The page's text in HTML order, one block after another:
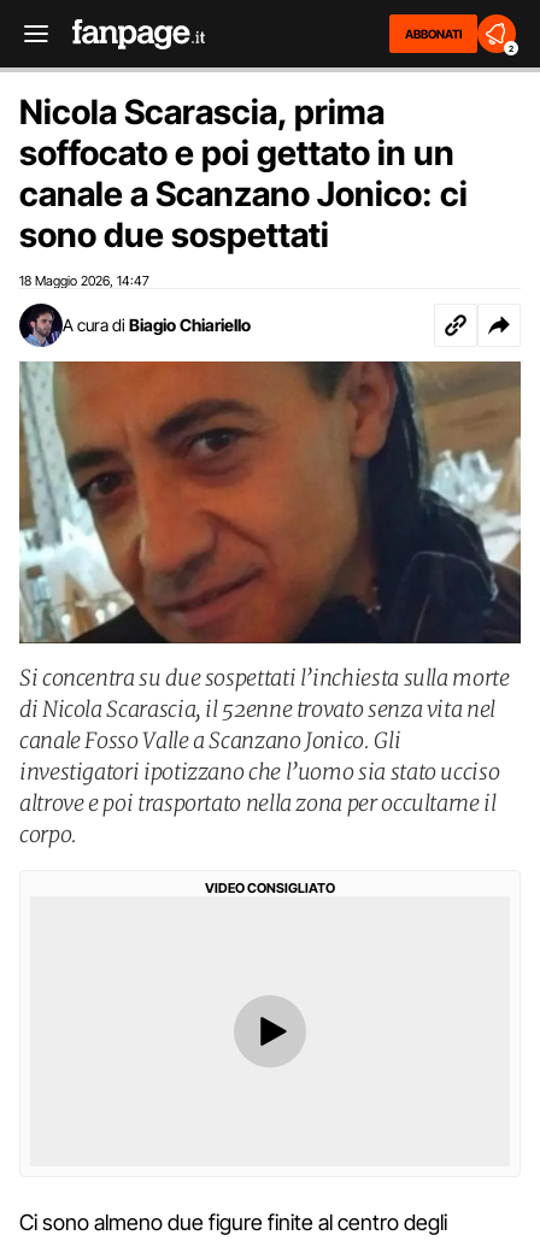
ABBONATI
2
Nicola Scarascia, prima
soffocato e poi gettato in un
canale a Scanzano Jonico: ci
sono due sospettati
18 Maggio 2026 14:47
A cura di Biagio Chiariello
Si concentra su due sospettati l’inchiesta sulla morte
di Nicola Scarascia, il 52enne trovato senza vita nel
canale Fosso Valle a Scanzano Jonico. Gli
investigatori ipotizzano che l’uomo sia stato ucciso
altrove e poi trasportato nella zona per occultarne il
corpo.
VIDEO CONSIGLIATO
Ci sono almeno due figure finite al centro degli